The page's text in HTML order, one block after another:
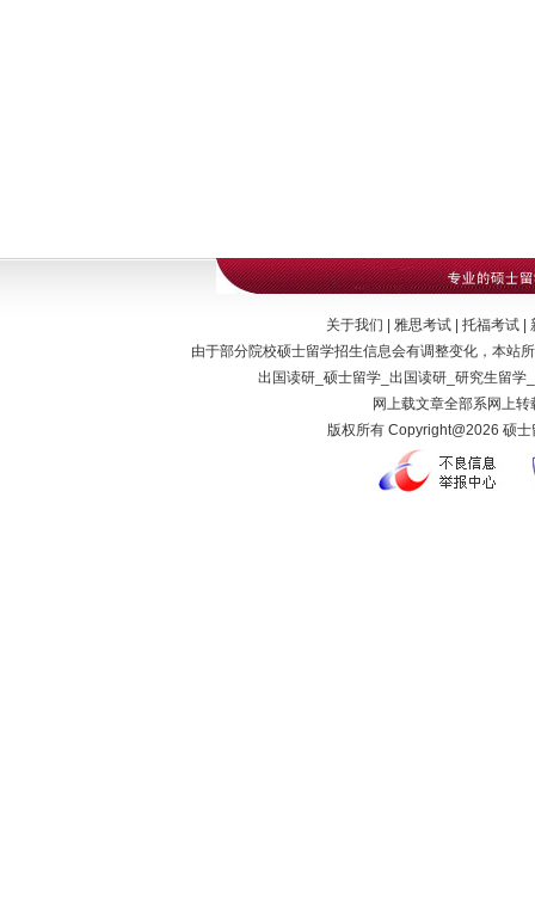
关于我们 | 雅思考试 | 托福考试
由于部分院校硕士留学招生信息会有调整变化，本站
出国读研_硕士留学_出国读研_研究生留
网上载文章全部系网上
版权所有 Copyright@2026 硕